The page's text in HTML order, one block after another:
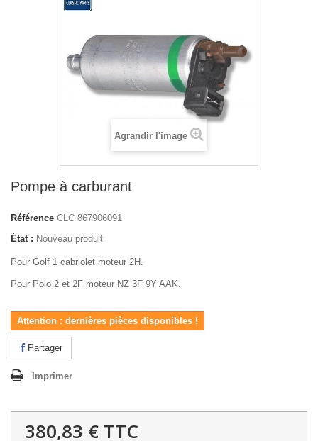
Agrandir l'image
Pompe à carburant
Référence CLC 867906091
État : Nouveau produit
Pour Golf 1 cabriolet moteur 2H.
Pour Polo 2 et 2F moteur NZ 3F 9Y AAK.
Attention : dernières pièces disponibles !
Partager
Imprimer
380,83 € TTC